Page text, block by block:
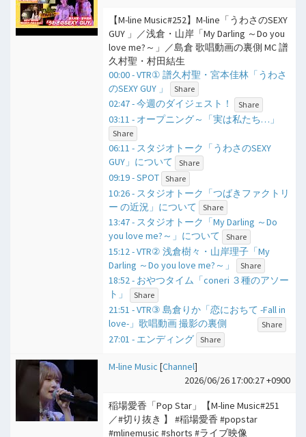
【M-line Music#252】M-line「うわさのSEXY
GUY 」／浅倉・山岸「My Darling ～Do you
love me?～」／島倉 歌唱動画の裏側 MC 譜
久村聖・村田結生
00:00 - VTR① 譜久村聖・宮本佳林「うわさ
のSEXY GUY 」
Share
02:47 - 今週のダイジェスト！ Share
03:11 - オープニング～「実は私たち…」
Share
06:11 - スタジオトーク「うわさのSEXY
GUY」について
Share
09:19 - SPOT Share
10:26 - スタジオトーク「つばきファクトリ
ー の近況」について
Share
13:47 - スタジオトーク「My Darling ～Do
you love me?～」について
Share
15:12 - VTR② 浅倉樹々・山岸理子「My
Darling ～Do you love me?～」
Share
18:52 - おやつタイム「coneri ３種のアソー
ト」
Share
21:51 - VTR③ 島倉りか「恋におちて -Fall in
love-」歌唱動画 撮影の裏側
Share
27:01 - エンディング Share
M-line Music [Channel]
2026/06/26 17:00:27 +0900
稲場愛香「Pop Star」【M-line Music#251
／#切り抜き 】 #稲場愛香 #popstar
#mlinemusic #shorts #ライブ映像